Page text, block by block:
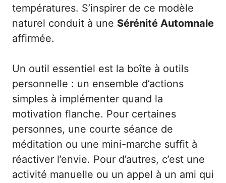
températures. S’inspirer de ce modèle
naturel conduit à une Sérénité Automnale
affirmée.
Un outil essentiel est la boîte à outils
personnelle : un ensemble d’actions
simples à implémenter quand la
motivation flanche. Pour certaines
personnes, une courte séance de
méditation ou une mini-marche suffit à
réactiver l’envie. Pour d’autres, c’est une
activité manuelle ou un appel à un ami qui